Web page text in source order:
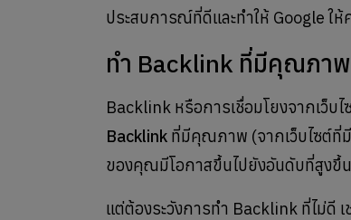
ประสบการณ์ที่ดีและทำให้ Google ใ
ทำ Backlink ที่มีคุณภาพ
Backlink หรือการเชื่อมโยงจากเว็
Backlink ที่มีคุณภาพ (จากเว็บไซต์ที่มี
ของคุณมีโอกาสขึ้นไปยังอันดับที่สูงขึ้
แต่ต้องระวังการทำ Backlink ที่ไม่ดี